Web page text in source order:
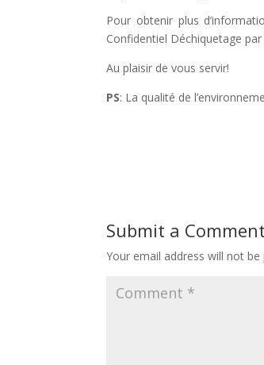
Pour obtenir plus
Confidentiel Déchiquetage
Au plaisir de vous servir!
PS: La qualité de
Submit a Comment
Your email address will not be